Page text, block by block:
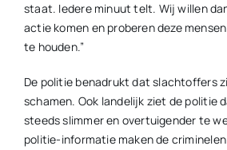
staat. Iedere minuut telt. Wij willen
actie komen en proberen deze
te houden.”
De politie benadrukt dat slachtoffers
schamen. Ook landelijk ziet de politie
steeds slimmer en overtuigender te
politie-informatie maken de